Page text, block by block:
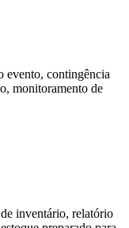
evento, contingência
monitoramento de
inventário, relatório